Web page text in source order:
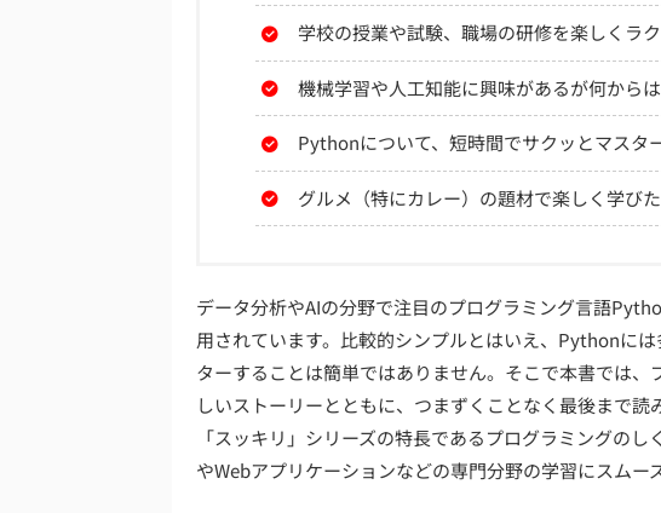
学校の授業や試験、職場の研修を楽しくラ
機械学習や人工知能に興味があるが何から
Pythonについて、短時間でサクッとマスタ
グルメ（特にカレー）の題材で楽しく学び
データ分析やAIの分野で注目のプログラミング言語
用されています。比較的シンプルとはいえ、Pythonに
ターすることは簡単ではありません。そこで本書では
しいストーリーとともに、つまずくことなく最後まで読
「スッキリ」シリーズの特長であるプログラミングの
やWebアプリケーションなどの専門分野の学習にスムー